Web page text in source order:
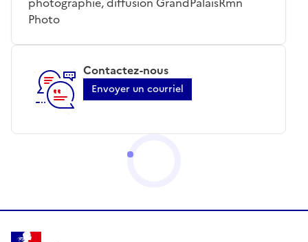
Photo
Contactez-nous
Envoyer un courriel